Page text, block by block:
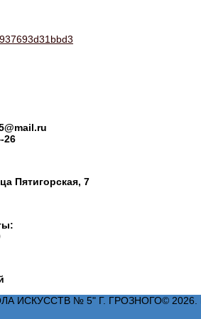
26
Пятигорская, 7
ИСКУССТВ № 5" Г. ГРОЗНОГО© 2026.